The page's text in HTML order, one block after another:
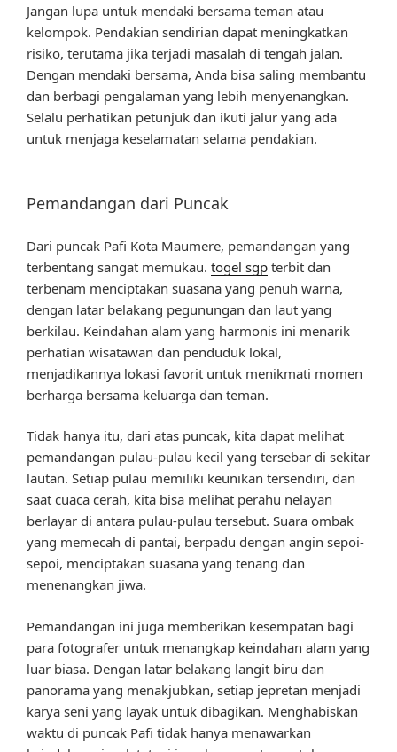
Jangan lupa untuk mendaki bersama teman atau
kelompok. Pendakian sendirian dapat meningkatkan
risiko, terutama jika terjadi masalah di tengah jalan.
Dengan mendaki bersama, Anda bisa saling membantu
dan berbagi pengalaman yang lebih menyenangkan.
Selalu perhatikan petunjuk dan ikuti jalur yang ada
untuk menjaga keselamatan selama pendakian.
Pemandangan dari Puncak
Dari puncak Pafi Kota Maumere, pemandangan yang
terbentang sangat memukau. togel sgp terbit dan
terbenam menciptakan suasana yang penuh warna,
dengan latar belakang pegunungan dan laut yang
berkilau. Keindahan alam yang harmonis ini menarik
perhatian wisatawan dan penduduk lokal,
menjadikannya lokasi favorit untuk menikmati momen
berharga bersama keluarga dan teman.
Tidak hanya itu, dari atas puncak, kita dapat melihat
pemandangan pulau-pulau kecil yang tersebar di sekitar
lautan. Setiap pulau memiliki keunikan tersendiri, dan
saat cuaca cerah, kita bisa melihat perahu nelayan
berlayar di antara pulau-pulau tersebut. Suara ombak
yang memecah di pantai, berpadu dengan angin sepoi-
sepoi, menciptakan suasana yang tenang dan
menenangkan jiwa.
Pemandangan ini juga memberikan kesempatan bagi
para fotografer untuk menangkap keindahan alam yang
luar biasa. Dengan latar belakang langit biru dan
panorama yang menakjubkan, setiap jepretan menjadi
karya seni yang layak untuk dibagikan. Menghabiskan
waktu di puncak Pafi tidak hanya menawarkan